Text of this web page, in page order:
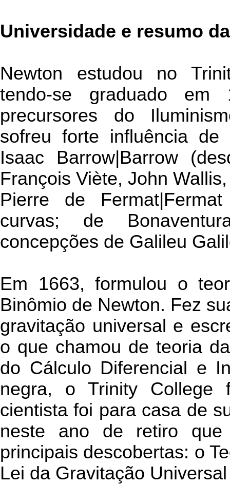
Universidade e resumo
Newton estudou no
tendo-se graduado em
precursores do
sofreu forte influência
Isaac Barrow|Barrow
François Viète, John
Pierre de
curvas; de
concepções de Galileu
Em 1663, formulou o
Binômio de Newton. Fez
gravitação universal e
o que chamou de teoria
do Cálculo Diferencial e
negra, o Trinity
cientista foi para casa de
neste ano de retiro
principais descobertas: o
Lei da Gravitação